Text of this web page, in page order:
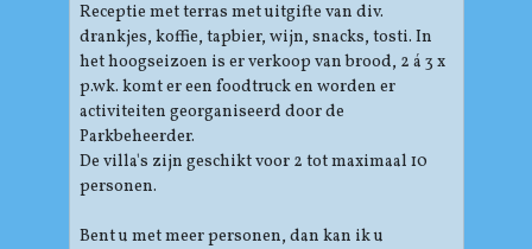
Receptie met terras met uitgifte van div.
drankjes, koffie, tapbier, wijn, snacks, tosti. In
het hoogseizoen is er verkoop van brood, 2 á 3 x
p.wk. komt er een foodtruck en worden er
activiteiten georganiseerd door de
Parkbeheerder.
De villa's zijn geschikt voor 2 tot maximaal 10
personen.
Bent u met meer personen, dan kan ik u